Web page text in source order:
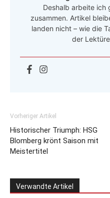
Deshalb arbeite ich
zusammen. Artikel
landen nicht – wie die
der
Vorheriger Artikel
Historischer Triumph: HSG
Blomberg krönt Saison mit
Meistertitel
Verwandte Artikel